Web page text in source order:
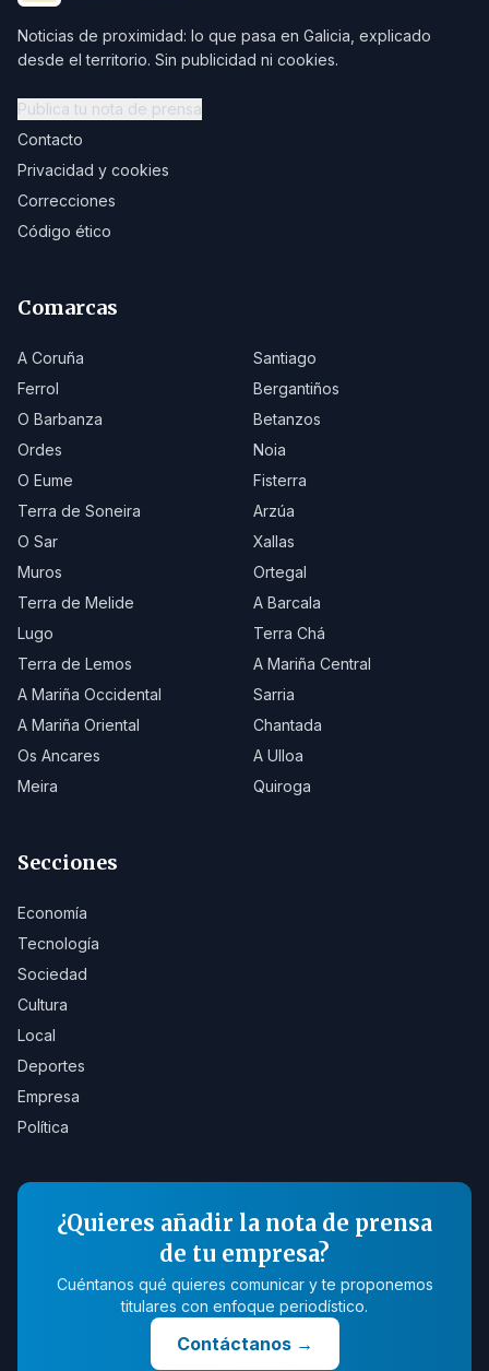
Noticias de proximidad: lo que pasa en Galicia, explicado
desde el territorio. Sin publicidad ni cookies.
Publica tu nota de prensa
Contacto
Privacidad y cookies
Correcciones
Código ético
Comarcas
A Coruña
Santiago
Ferrol
Bergantiños
O Barbanza
Betanzos
Ordes
Noia
O Eume
Fisterra
Terra de Soneira
Arzúa
O Sar
Xallas
Muros
Ortegal
Terra de Melide
A Barcala
Lugo
Terra Chá
Terra de Lemos
A Mariña Central
A Mariña Occidental
Sarria
A Mariña Oriental
Chantada
Os Ancares
A Ulloa
Meira
Quiroga
Secciones
Economía
Tecnología
Sociedad
Cultura
Local
Deportes
Empresa
Política
¿Quieres añadir la nota de prensa
de tu empresa?
Cuéntanos qué quieres comunicar y te proponemos
titulares con enfoque periodístico.
Contáctanos→